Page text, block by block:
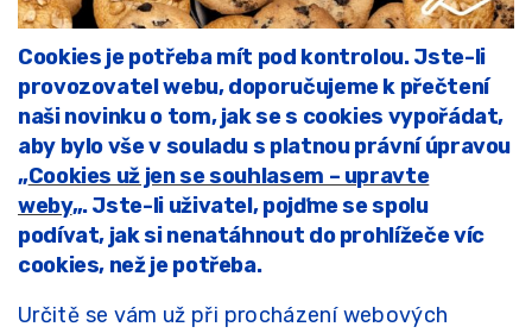
Cookies je potřeba mít pod kontrolou. Jste-li
provozovatel webu, doporučujeme k přečtení
naši novinku o tom, jak se s cookies vypořádat,
aby bylo vše v souladu s platnou právní úpravou
„Cookies už jen se souhlasem – upravte
weby„.Jste-li uživatel, pojďme se spolu
podívat, jak si nenatáhnout do prohlížeče víc
cookies, než je potřeba.
Určitě se vám už při procházení webových